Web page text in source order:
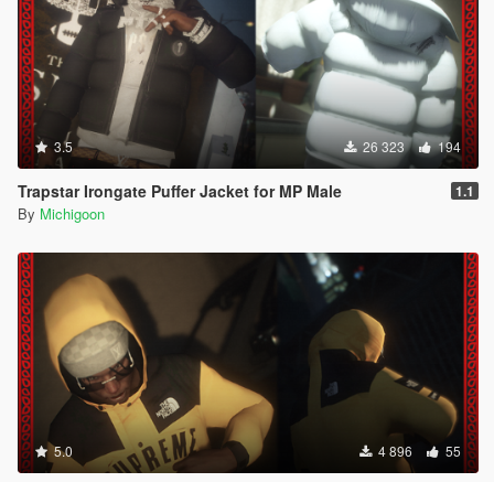
3.5 26 323 194
Trapstar Irongate Puffer Jacket for MP Male 1.1
By Michigoon
5.0 4 896 55